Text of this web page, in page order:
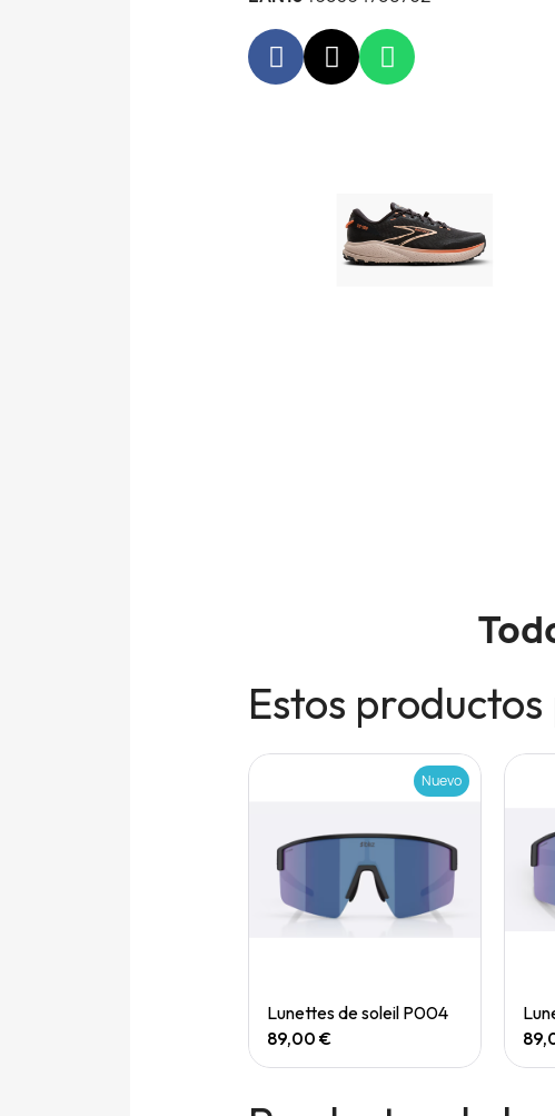
Estos
Quick View
Nuevo
Lunettes de soleil P004
89,00 €